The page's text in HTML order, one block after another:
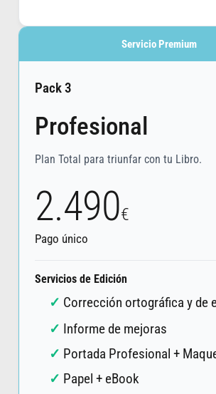
Servicio Premium
Pack 3
Profesional
Plan Total para triunfar con tu Libro.
2.490€
Pago único
Servicios de Edición
Corrección ortográfica y de
Informe de mejoras
Portada Profesional +
Papel + eBook